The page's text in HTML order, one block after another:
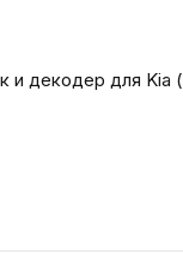
и декодер для Kia